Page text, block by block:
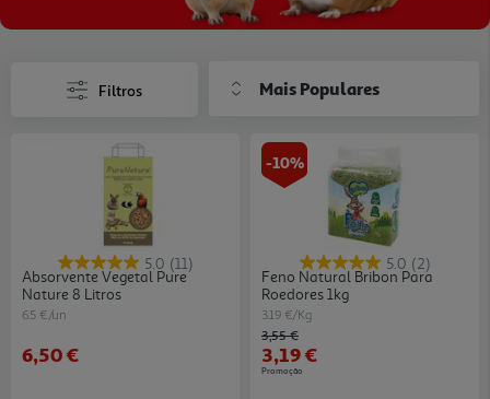
Filtros Mais Populares
5.0 (11)
Absorvente Vegetal Pure
Nature 8 Litros
6.5 €/un
6,50 €
-10%
5.0 (2)
Feno Natural Bribon Para
Roedores 1kg
3.19 €/Kg
Price reduced from
3,55 €to
3,19 €
Promoção